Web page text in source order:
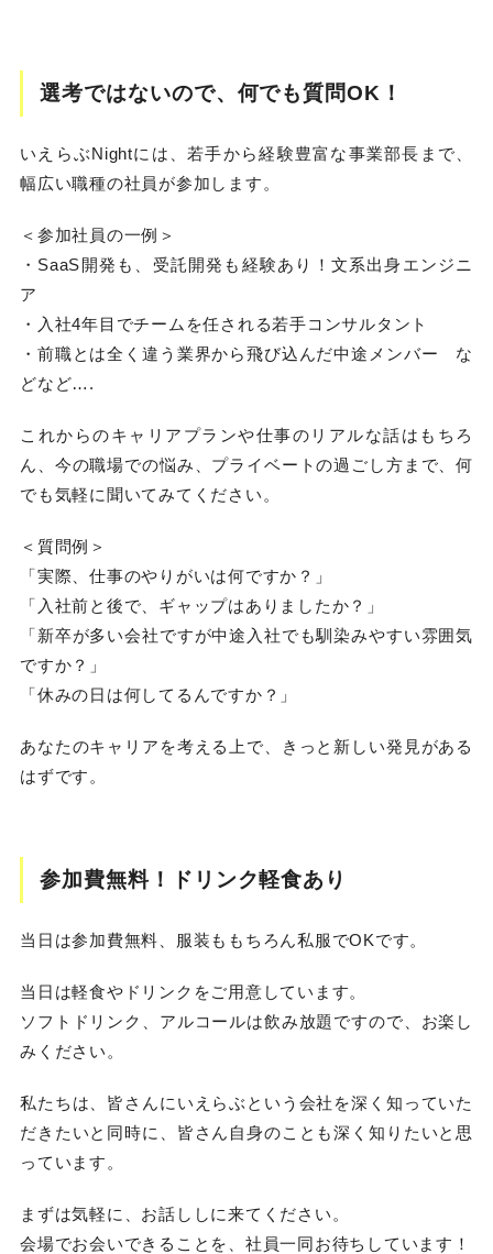
選考ではないので、何でも質問OK！
いえらぶNightには、若手から経験豊富な事業部長まで、
幅広い職種の社員が参加します。
＜参加社員の一例＞
・SaaS開発も、受託開発も経験あり！文系出身エンジニ
ア
・入社4年目でチームを任される若手コンサルタント
・前職とは全く違う業界から飛び込んだ中途メンバー な
どなど….
これからのキャリアプランや仕事のリアルな話はもちろ
ん、今の職場での悩み、プライベートの過ごし方まで、何
でも気軽に聞いてみてください。
＜質問例＞
「実際、仕事のやりがいは何ですか？」
「入社前と後で、ギャップはありましたか？」
「新卒が多い会社ですが中途入社でも馴染みやすい雰囲気
ですか？」
「休みの日は何してるんですか？」
あなたのキャリアを考える上で、きっと新しい発見がある
はずです。
参加費無料！ドリンク軽食あり
当日は参加費無料、服装ももちろん私服でOKです。
当日は軽食やドリンクをご用意しています。
ソフトドリンク、アルコールは飲み放題ですので、お楽し
みください。
私たちは、皆さんにいえらぶという会社を深く知っていた
だきたいと同時に、皆さん自身のことも深く知りたいと思
っています。
まずは気軽に、お話ししに来てください。
会場でお会いできることを、社員一同お待ちしています！